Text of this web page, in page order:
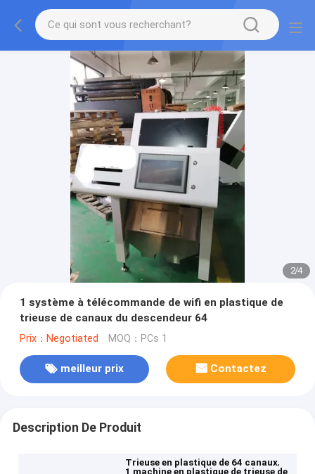
2/4
1 système à télécommande de wifi en plastique de
trieuse de canaux du descendeur 64
Prix：Negotiated MOQ：PCs 1
meilleur prix Contactez
Description De Produit
Trieuse en plastique de 64 canaux,
1 machine en plastique de trieuse de